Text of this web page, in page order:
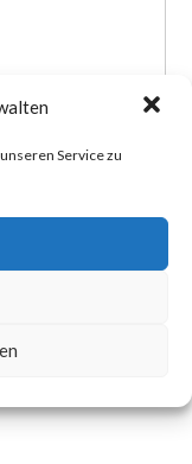
Service zu
du dich mit der